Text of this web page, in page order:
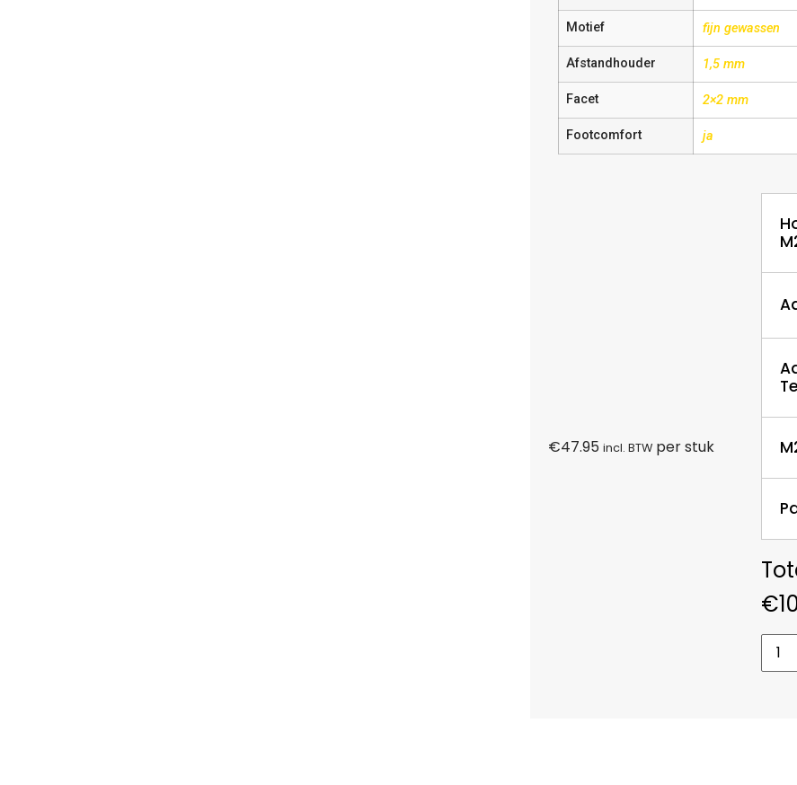
Motief fijn gewassen
Afstandhouder 1,5 mm
Facet 2×2 mm
Footcomfort ja
€47.95 incl. BTW per stuk
€